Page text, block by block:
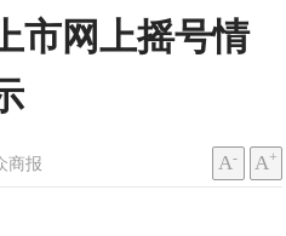
市网上摇号情
商报 A- A+